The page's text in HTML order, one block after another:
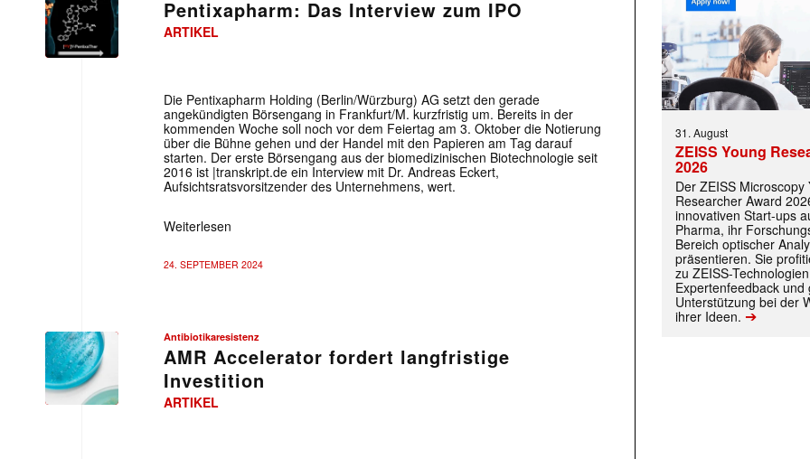
Pentixapharm: Das Interview zum IPO
ARTIKEL
Die Pentixapharm Holding (Berlin/Würzburg) AG setzt den gerade
angekündigten Börsengang in Frankfurt/M. kurzfristig um. Bereits in der
kommenden Woche soll noch vor dem Feiertag am 3. Oktober die Notierung
über die Bühne gehen und der Handel mit den Papieren am Tag darauf
starten. Der erste Börsengang aus der biomedizinischen Biotechnologie seit
2016 ist |transkript.de ein Interview mit Dr. Andreas Eckert,
Aufsichtsratsvorsitzender des Unternehmens, wert.
Weiterlesen
24. SEPTEMBER 2024
Antibiotikaresistenz
AMR Accelerator fordert langfristige
Investition
ARTIKEL
31. August
ZEISS Young
2026
Der ZEISS Microscopy
Researcher Award
innovativen Start-ups
Pharma, ihr
Bereich optischer
präsentieren. Sie
zu ZEISS-
Expertenfeedback und
Unterstützung bei der
ihrer Ideen. ➔